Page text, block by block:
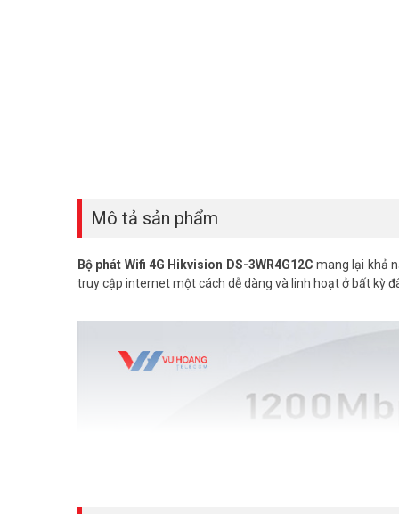
Mô tả sản phẩm
Bộ phát Wifi 4G Hikvision DS-3WR4G12C mang lại khả
truy cập internet một cách dễ dàng và linh hoạt ở bất kỳ